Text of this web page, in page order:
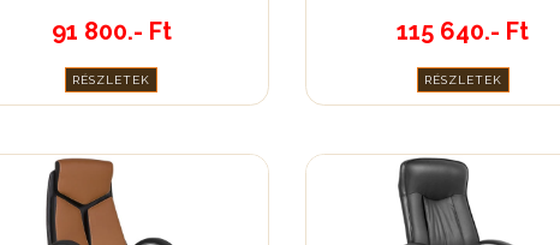
91 800.- Ft
RÉSZLETEK
115 640.- Ft
RÉSZLETEK